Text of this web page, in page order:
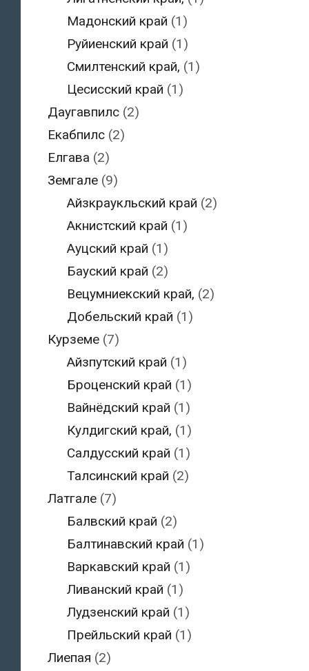
Мадонский край (1)
Руйиенский край (1)
Смилтенский край, (1)
Цесисский край (1)
Даугавпилс(2)
Екабпилс(2)
Елгава (2)
Земгале(9)
Айзкраукльский край (2)
Акнистский край (1)
Ауцский край (1)
Бауский край (2)
Вецумниекский край, (2)
Добельский край (1)
Курземе(7)
Айзпутский край (1)
Броценский край (1)
Вайнёдский край (1)
Кулдигский край, (1)
Салдусский край (1)
Талсинский край (2)
Латгале(7)
Балвский край (2)
Балтинавский край (1)
Варкавский край (1)
Ливанский край (1)
Лудзенский край (1)
Прейльский край (1)
Лиепая (2)